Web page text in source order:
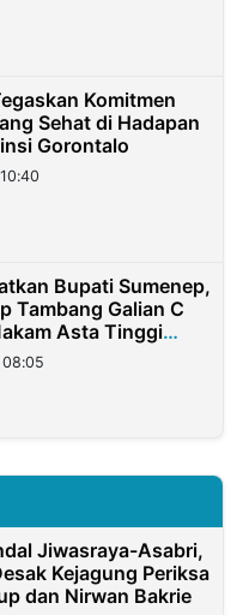
Komitmen
Sehat di Hadapan
Gorontalo
Bupati Sumenep,
Tambang Galian C
Asta Tinggi
Jiwasraya-Asabri,
Kejagung Periksa
dan Nirwan Bakrie